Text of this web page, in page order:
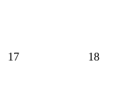
17 18